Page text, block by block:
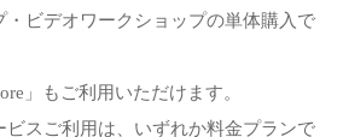
・ビデオワークショップの単体購入で
」もご利用いただけます。
スご利用は、いずれか料金プランで